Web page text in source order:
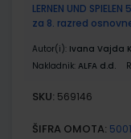
LERNEN UND
za 8. razred
Autor(i): Ivana Vajda
Nakladnik: ALFA d.d.
SKU: 569146
ŠIFRA OMOTA: